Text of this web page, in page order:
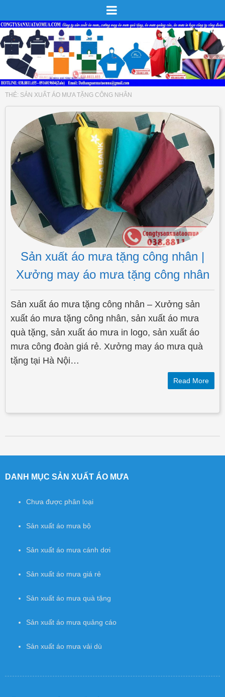
DANH MỤC SẢN XUẤT ÁO MƯA
Chưa được phân loại
Sản xuất áo mưa bộ
Sản xuất áo mưa cánh dơi
Sản xuất áo mưa giá rẻ
Sản xuất áo mưa quà tặng
Sản xuất áo mưa quảng cáo
Sản xuất áo mưa vải dù
THẺ: SẢN XUẤT ÁO MƯA TẶNG CÔNG NHÂN
Sản xuất áo mưa tặng công nhân |
Xưởng may áo mưa tặng công nhân
Sản xuất áo mưa tặng công nhân – Xưởng sản
xuất áo mưa tặng công nhân, sản xuất áo mưa
quà tặng, sản xuất áo mưa in logo, sản xuất áo
mưa công đoàn giá rẻ. Xưởng may áo mưa quà
tặng tại Hà Nội…
Read More
Post navigation